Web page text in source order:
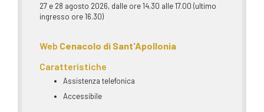
27 e 28 agosto 2026, dalle ore 14.30 alle 17.00 (ultimo
ingresso ore 16.30)
Web Cenacolo di Sant'Apollonia
Caratteristiche
Assistenza telefonica
Accessibile